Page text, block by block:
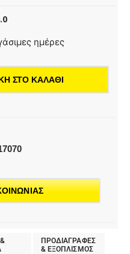
ημέρες
ΣΤΟ ΚΑΛΆΘΙ
ΠΡΟΔΙΑΓΡΑΦΕΣ
& EΞΟΠΛΙΣΜΟΣ